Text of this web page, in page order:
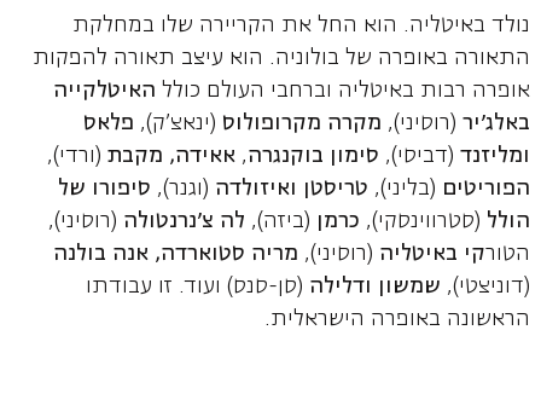
נולד באיטליה. הוא החל את הקריירה שלו במחלקת
התאורה באופרה של בולוניה. הוא עיצב תאורה להפקות
אופרה רבות באיטליה וברחבי העולם כולל האיטלקייה
באלג'יר (רוסיני), מקרה מקרופולוס (ינאצ'ק), פלאס
ומליזנד(דביסי), סימון בוקנגרה, אאידה, מקבת(ורדי),
הפוריטים (בליני), טריסטן ואיזולדה (וגנר), סיפורו של
הולל (סטרווינסקי), כרמן (ביזה), לה צ'נרנטולה (רוסיני),
הטורקי באיטליה (רוסיני), מריה סטוארדה, אנה בולנה
(דוניצטי), שמשון ודלילה (סן-סנס) ועוד. זו עבודתו
הראשונה באופרה הישראלית.